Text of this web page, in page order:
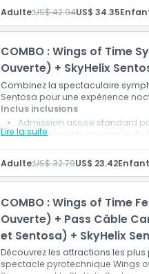
Entrée au SkyHelix Sentosa
Choix d'une boisson
Utilisation flexible pendant la
Adulte:US$ 42.94US$ 34.35
COMBO : Wings of Time
Ouverte) + SkyHelix
Combinez la spectaculaire
Sentosa pour une expérience
Lire la suite
Inclus inclusions
Admission assise standard
Valable pour le spectacle de
Accès à la plus haute
Vues magnifiques sur
Adulte:US$ 32.79US$ 23.42
COMBO : Wings of Time
Ouverte) + Pass Câble
et Sentosa) + SkyHelix
Découvrez les attractions les
spectacle pyrotechnique Wings